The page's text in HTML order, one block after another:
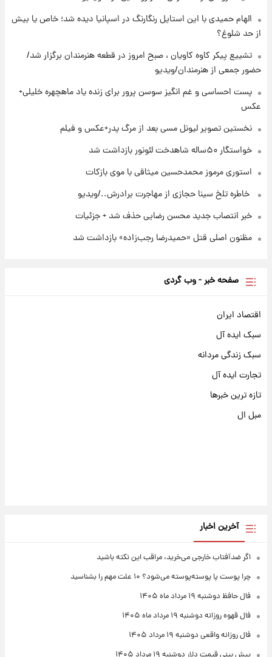
پدر+عکس و فیلم
۲۰ ساعت پیش
استوری مرموز محمدحسین میثاقی با موی
الهام حمیدی با این استایل رنگارنگ در اسپانیا دیده شد؛ خاص یا بیش
از حد شلوغ؟
تشییع پیکر کاوه کاویان ، صبح امروز در قطعه هنرمندان برگزار شد/
حضور جمعی از هنرمندان/ویدیو
پست احساسی و غم انگیز سوسن پرور برای زنده یاد ماهچهره خلیلی+
عکس
نخستین تصویر لیونل مسی بعد از مرگ پدر+عکس و فیلم
خواستگار ۵۰ساله شاهدخت لئونور بازداشت شد
استوری مرموز محمدحسین میثاقی با موی بازکات
⁨ خاطره تلخ سینا حجازی از مهاجرت برادرش../ویدیو
خبر انتصاب جدید محسن رضایی حذف شد + جزئیات
مظنون اصلی قتل «حمیدرضا رجب‌زاده» بازداشت شد
صفحه خبر - وب گردی
اقتصاد ایران
سبک ایده آل
سبک زندگی مردانه
تجارت ایده آل
تازه ترین خبرها
مبل ال
آخرین اخبار
اگر ضدآفتاب خارجی می‌خرید، مراقب این نکته باشید
چرا پوست پا پوسته‌پوسته می‌شود؟ ۱۰ علت مهم را بشناسید
فال حافظ دوشنبه ۱۹ مرداد ماه ۱۴۰۵
فال قهوه روزانه دوشنبه ۱۹ مرداد ماه ۱۴۰۵
فال روزانه واقعی دوشنبه ۱۹ مرداد ۱۴۰۵